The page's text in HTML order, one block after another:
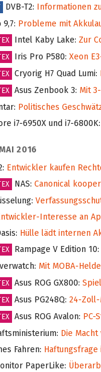
DVB-T2: Informationen
9,7: Probleme mit
Intel Kaby Lake: Zur
Iris Pro P580: Xeon
Cryorig H7 Quad Lumi:
Asus Zenbook 3: Mit
: Politisches
i7-6950X und i7-6800K:
2016
: Entwickler kaufen
NAS: Canonical
:
Interesse an
: Hülle lädt internen
Rampage V Edition 10:
: Mit MOBA-
Asus ROG GX800:
Asus PG248Q: 24-Zoll-
Asus ROG Avalon: PC-
: Die
Fahren:
PaperLike: